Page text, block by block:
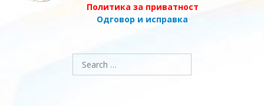
Политика за приватност
Одговор и исправка
Search
for: